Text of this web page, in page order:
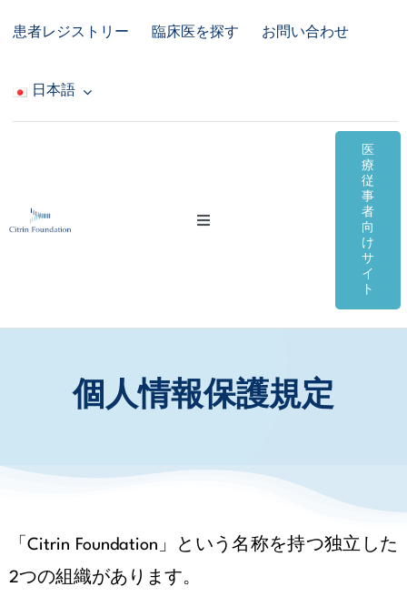
content
患者レジストリー 臨床医を探す お問い合わせ
日本語
Toggle
オンライン資料
コミュニティ＆サポート
医
療
従
事
者
向
け
サ
イ
ト
個人情報保護規定
「Citrin Foundation」という名称を持つ独立した
2つの組織があります。